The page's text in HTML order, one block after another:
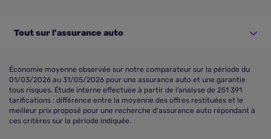
Tout sur l'assurance auto
Économie moyenne observée sur notre comparateur sur la période du
01/03/2026 au 31/05/2026 pour une assurance auto et une garantie
tous risques. Étude interne effectuée à partir de l’analyse de 251 391
tarifications : différence entre la moyenne des offres restituées et le
meilleur prix proposé pour une recherche d'assurance auto répondant à
ces critères sur la période indiquée.